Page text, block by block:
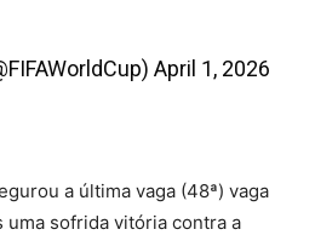
April 1, 2026
a última vaga (48ª) vaga
uma sofrida vitória contra a